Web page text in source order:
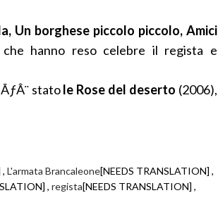
Un borghese piccolo piccolo, Amici
hanno reso celebre il regista e
statole Rose del deserto (2006),
L'armata Brancaleone[NEEDS TRANSLATION] ,
, regista[NEEDS TRANSLATION] ,